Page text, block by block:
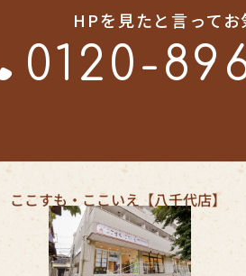
HPを見たと言ってお
0120-
ここすも・ここいえ【八千代店】